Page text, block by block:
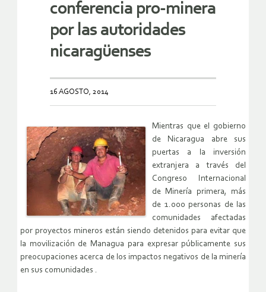
conferencia pro-minera
por las autoridades
nicaragüenses
16 AGOSTO, 2014
Mientras que el gobierno
de Nicaragua abre sus
puertas a la inversión
extranjera a través del
Congreso Internacional
de Minería primera, más
de 1.000 personas de las
comunidades afectadas
por proyectos mineros están siendo detenidos para evitar que
la movilización de Managua para expresar públicamente sus
preocupaciones acerca de los impactos negativos de la minería
en sus comunidades .